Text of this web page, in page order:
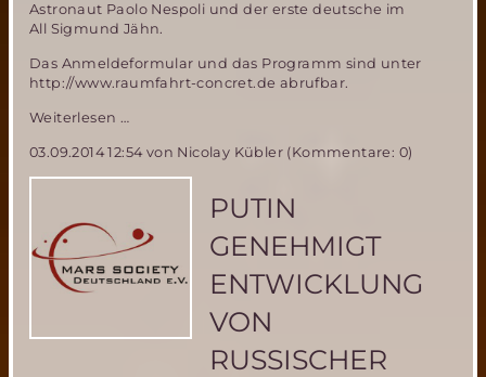
Astronaut Paolo Nespoli und der erste deutsche im
All Sigmund Jähn.
Das Anmeldeformular und das Programm sind unter
http://www.raumfahrt-concret.de abrufbar.
Weiterlesen …
der
Raumfahrt
13.
bis
16.
03.09.2014 12:54von Nicolay Kübler (Kommentare: 0)
PUTIN
GENEHMIGT
ENTWICKLUNG
VON
RUSSISCHER